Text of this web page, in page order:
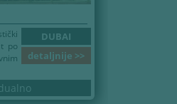
DUBAI
detaljnije >>
po